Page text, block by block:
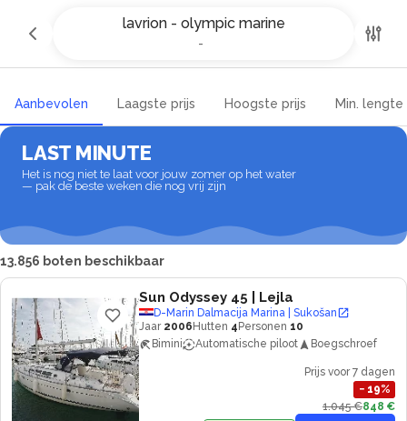
lavrion - olympic marine
-
Jachtcharter en bootverhuur in
lavrion - olympic marine
Aanbevolen Laagste prijs Hoogste prijs Min. lengte
LAST MINUTE
Het is nog niet te laat voor jouw zomer op het water
— pak de beste weken die nog vrij zijn
13.856 boten beschikbaar
Sun Odyssey 45 | Lejla
D-Marin Dalmacija Marina | Sukošan
Jaar 2006 Hutten 4 Personen 10
Bimini
Automatische piloot Boegschroef
Prijs voor 7 dagen
− 19%
1.045 €848 €